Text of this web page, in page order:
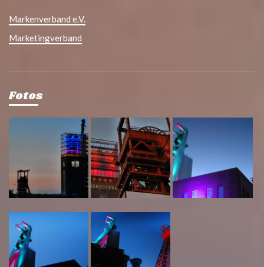
Markenverband e.V.
Marketingverband
Fotos